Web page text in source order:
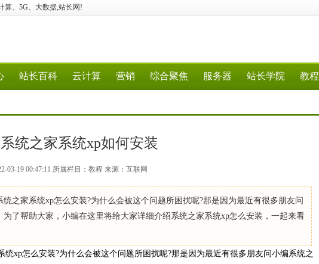
算、5G、大数据,站长网!
站长百科 云计算 营销 综合聚焦 服务器 站长学院 教程
统之家系统xp如何安装
03-19 00:47:11 所属栏目：教程 来源：互联网
之家系统xp怎么安装?为什么会被这个问题所困扰呢?那是因为最近有很多朋友问
了帮助大家，小编在这里将给大家详细介绍系统之家系统xp怎么安装，一起来看
怎么安装?为什么会被这个问题所困扰呢?那是因为最近有很多朋友问小编系统之